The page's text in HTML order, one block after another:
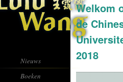
Nieuws
Boeken
Welkom
de
2018